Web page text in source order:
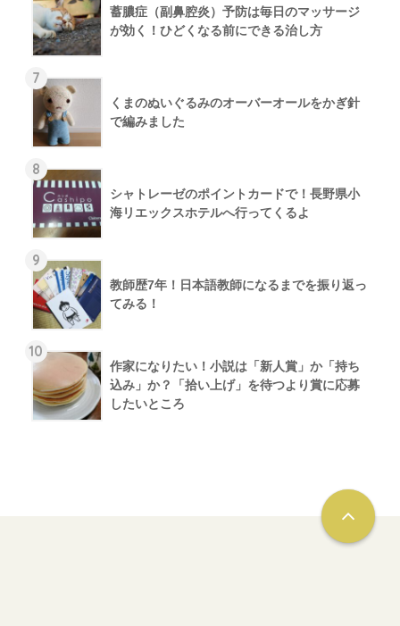
蓄膿症（副鼻腔炎）予防は毎日のマッサージ
が効く！ひどくなる前にできる治し方
7
くまのぬいぐるみのオーバーオールをかぎ針
で編みました
8
シャトレーゼのポイントカードで！長野県小
海リエックスホテルへ行ってくるよ
9
教師歴7年！日本語教師になるまでを振り返っ
てみる！
10
作家になりたい！小説は「新人賞」か「持ち
込み」か？「拾い上げ」を待つより賞に応募
したいところ